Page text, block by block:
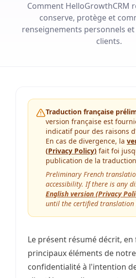
Comment HelloGrowthCRM
conserve, protège et
renseignements personnels
clients.
Traduction française
version française est
indicatif pour des raisons
En cas de divergence, la
(Privacy Policy) fait foi
publication de la
Preliminary French
accessibility. If there is any
English version (Privacy
until the certified translation
Le présent résumé décrit, en
principaux éléments de
confidentialité à l'intention